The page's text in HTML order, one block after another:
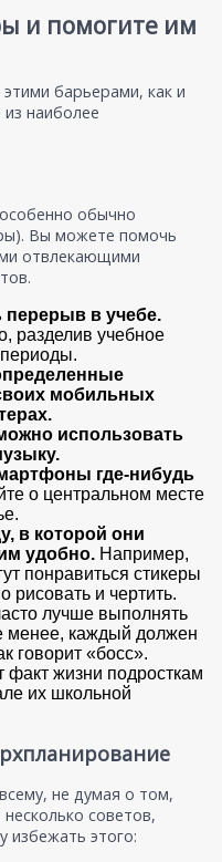
и помогите им
барьерами, как и
наиболее
обычно
Вы можете помочь
отвлекающими
перерыв в учебе.
разделив учебное
мобильных
использовать
где-нибудь
о центральном месте
в которой они
удобно. Например,
понравиться стикеры
рисовать и чертить.
лучше выполнять
менее, каждый должен
говорит «босс».
факт жизни подросткам
их школьной
не думая о том,
советов,
избежать этого: